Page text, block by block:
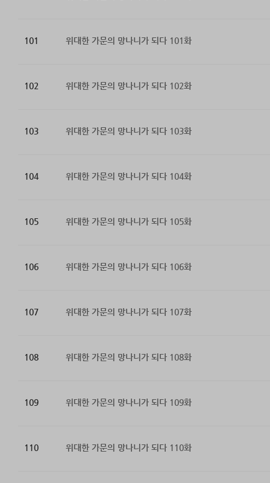
101 위대한 가문의 망나니가 되다 101화
102 위대한 가문의 망나니가 되다 102화
103 위대한 가문의 망나니가 되다 103화
104 위대한 가문의 망나니가 되다 104화
105 위대한 가문의 망나니가 되다 105화
106 위대한 가문의 망나니가 되다 106화
107 위대한 가문의 망나니가 되다 107화
108 위대한 가문의 망나니가 되다 108화
109 위대한 가문의 망나니가 되다 109화
110 위대한 가문의 망나니가 되다 110화